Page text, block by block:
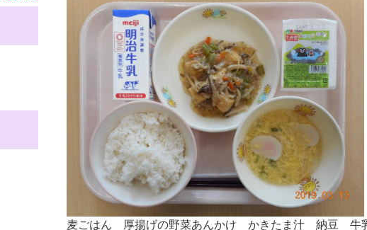
麦ごはん 厚揚げの野菜あんかけ かきたま汁 納豆 牛